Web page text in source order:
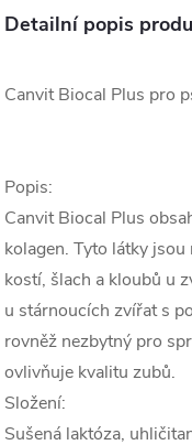
Detailní popis
Canvit Biocal Plus pro
Popis:
Canvit Biocal Plus
kolagen. Tyto látky
kostí, šlach a kloubů u
u stárnoucích zvířat s
rovněž nezbytný pro
ovlivňuje kvalitu zubů.
Složení:
Sušená laktóza,